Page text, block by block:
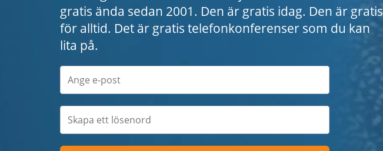
gratis ända sedan 2001. Den är gratis idag. Den är gratis
för alltid. Det är gratis telefonkonferenser som du kan
lita på.